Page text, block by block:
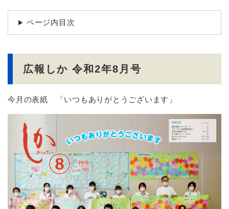
文
ページ内目次
広報しか 令和2年8月号
今月の表紙 「いつもありがとうございます」